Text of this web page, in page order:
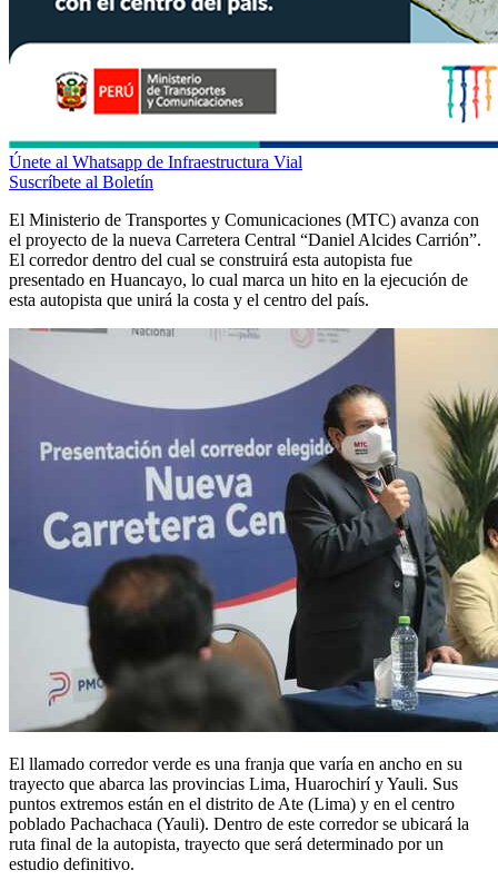
Únete al Whatsapp de Infraestructura Vial
Suscríbete al Boletín
El Ministerio de Transportes y Comunicaciones (MTC) avanza con
el proyecto de la nueva Carretera Central “Daniel Alcides Carrión”.
El corredor dentro del cual se construirá esta autopista fue
presentado en Huancayo, lo cual marca un hito en la ejecución de
esta autopista que unirá la costa y el centro del país.
El llamado corredor verde es una franja que varía en ancho en su
trayecto que abarca las provincias Lima, Huarochirí y Yauli. Sus
puntos extremos están en el distrito de Ate (Lima) y en el centro
poblado Pachachaca (Yauli). Dentro de este corredor se ubicará la
ruta final de la autopista, trayecto que será determinado por un
estudio definitivo.